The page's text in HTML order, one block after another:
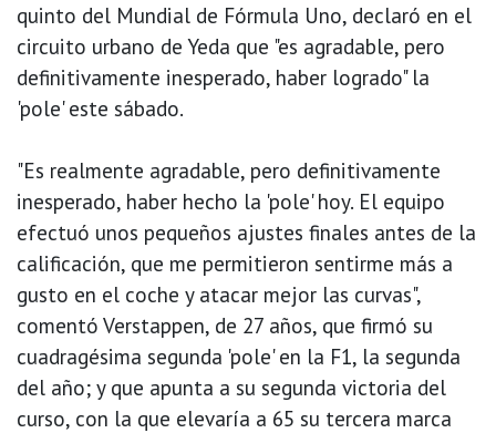
quinto del Mundial de Fórmula Uno, declaró en el
circuito urbano de Yeda que "es agradable, pero
definitivamente inesperado, haber logrado" la
'pole' este sábado.
"Es realmente agradable, pero definitivamente
inesperado, haber hecho la 'pole' hoy. El equipo
efectuó unos pequeños ajustes finales antes de la
calificación, que me permitieron sentirme más a
gusto en el coche y atacar mejor las curvas",
comentó Verstappen, de 27 años, que firmó su
cuadragésima segunda 'pole' en la F1, la segunda
del año; y que apunta a su segunda victoria del
curso, con la que elevaría a 65 su tercera marca